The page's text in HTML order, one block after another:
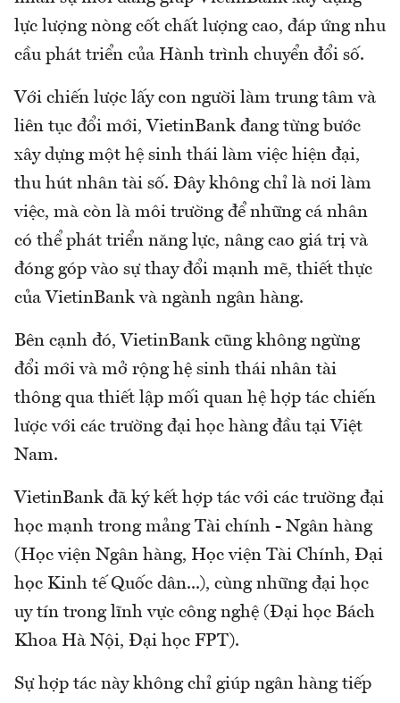
lực lượng nòng cốt chất lượng cao, đáp ứng nhu
cầu phát triển của Hành trình chuyển đổi số.
Với chiến lược lấy con người làm trung tâm và
liên tục đổi mới, VietinBank đang từng bước
xây dựng một hệ sinh thái làm việc hiện đại,
thu hút nhân tài số. Đây không chỉ là nơi làm
việc, mà còn là môi trường để những cá nhân
có thể phát triển năng lực, nâng cao giá trị và
đóng góp vào sự thay đổi mạnh mẽ, thiết thực
của VietinBank và ngành ngân hàng.
Bên cạnh đó, VietinBank cũng không ngừng
đổi mới và mở rộng hệ sinh thái nhân tài
thông qua thiết lập mối quan hệ hợp tác chiến
lược với các trường đại học hàng đầu tại Việt
Nam.
VietinBank đã ký kết hợp tác với các trường đại
học mạnh trong mảng Tài chính - Ngân hàng
(Học viện Ngân hàng, Học viện Tài Chính, Đại
học Kinh tế Quốc dân...), cùng những đại học
uy tín trong lĩnh vực công nghệ (Đại học Bách
Khoa Hà Nội, Đại học FPT).
Sự hợp tác này không chỉ giúp ngân hàng tiếp